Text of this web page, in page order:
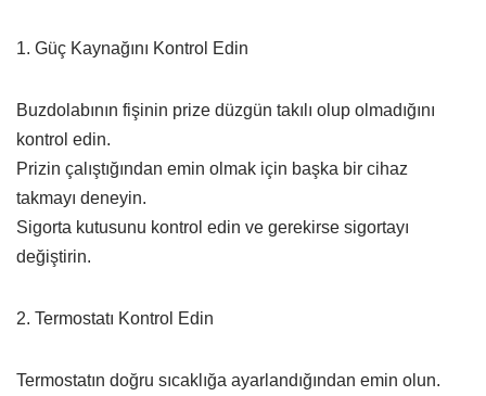
1. Güç Kaynağını Kontrol Edin
Buzdolabının fişinin prize düzgün takılı olup olmadığını
kontrol edin.
Prizin çalıştığından emin olmak için başka bir cihaz
takmayı deneyin.
Sigorta kutusunu kontrol edin ve gerekirse sigortayı
değiştirin.
2. Termostatı Kontrol Edin
Termostatın doğru sıcaklığa ayarlandığından emin olun.